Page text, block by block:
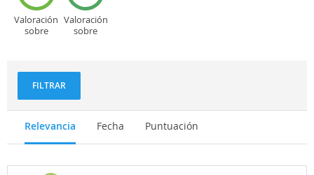
Valoración
sobre
Valoración
sobre
FILTRAR
Relevancia Fecha Puntuación